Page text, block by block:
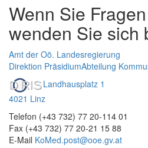
Wenn Sie
wenden Sie sich
Amt der Oö. Landesregierung
Direktion PräsidiumAbteilung
Landhausplatz 1
4021 Linz
Telefon (+43 732) 77 20-114 01
Fax (+43 732) 77 20-21 15 88
E-Mail KoMed.post@ooe.gv.at